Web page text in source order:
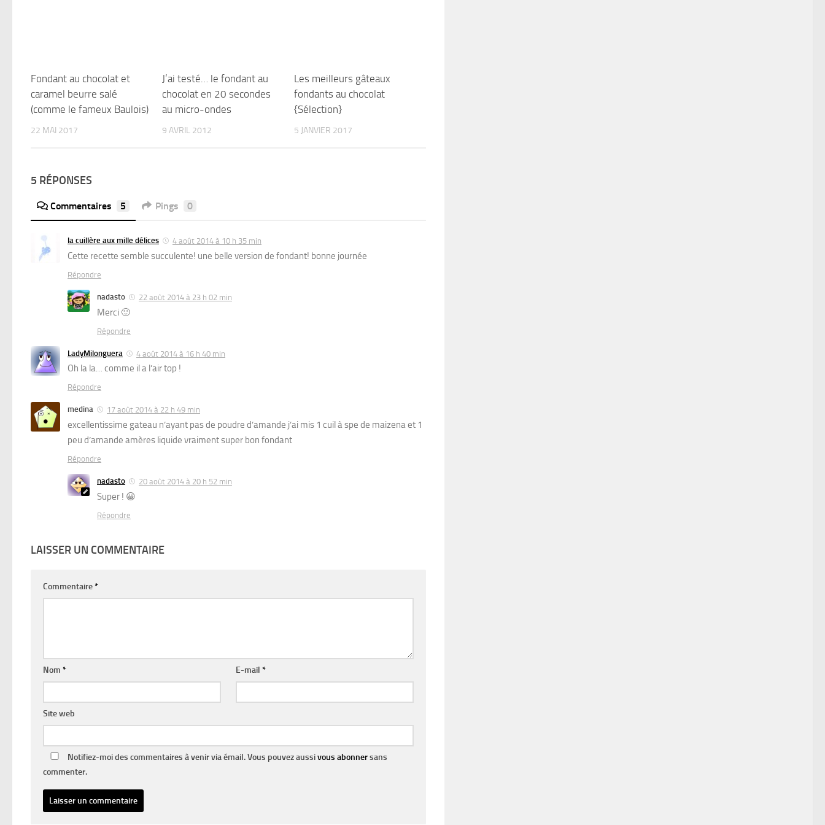
Fondant au chocolat et
caramel beurre salé
(comme le fameux Baulois)
22 MAI 2017
J’ai testé… le fondant au
chocolat en 20 secondes
au micro-ondes
9 AVRIL 2012
Les meilleurs gâteaux
fondants au chocolat
{Sélection}
5 JANVIER 2017
5 RÉPONSES
Commentaires 5 Pings 0
la cuillère aux mille délices 4 août 2014 à 10 h 35 min
Cette recette semble succulente! une belle version de fondant! bonne journée
Répondre
nadasto 22 août 2014 à 23 h 02 min
Merci 🙂
Répondre
LadyMilonguera 4 août 2014 à 16 h 40 min
Oh la la… comme il a l’air top !
Répondre
medina 17 août 2014 à 22 h 49 min
excellentissime gateau n’ayant pas de poudre d’amande j’ai mis 1 cuil à spe de maizena et 1
peu d’amande amères liquide vraiment super bon fondant
Répondre
nadasto 20 août 2014 à 20 h 52 min
Super ! 😀
Répondre
LAISSER UN COMMENTAIRE
Commentaire*
Nom * E-mail*
Site web
Notifiez-moi des commentaires à venir via émail. Vous pouvez aussivous abonnersans
commenter.